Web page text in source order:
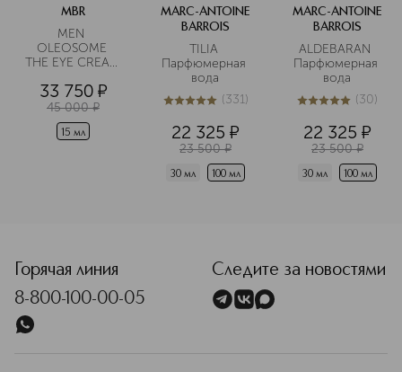
настроения: от легкости,
спокойствия и умиротворения до
глубоких, сложных аккордов.
Подробнее
MBR
MEN
OLEOSOME
THE EYE CREAM
области вокруг
глаз
разглаживающий
33 750 ¤
45 000 ¤
15 мл
MARC-ANTOINE
BARROIS
TILIA
Парфюмерная
вода
5из 5331 (331)
22 325 ¤
23 500 ¤
30 мл 100 мл
MARC-ANTOINE
BARROIS
ALDEBARAN
Парфюмерная
вода
5из 530 (30)
22 325 ¤
23 500 ¤
30 мл 100 мл
Горячая линия
8-800-100-00-05
Следите за новостями